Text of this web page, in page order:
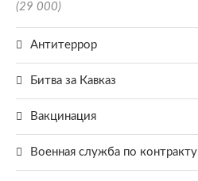
(29 000)
Антитеррор
Битва за Кавказ
Вакцинация
Военная служба по контракту